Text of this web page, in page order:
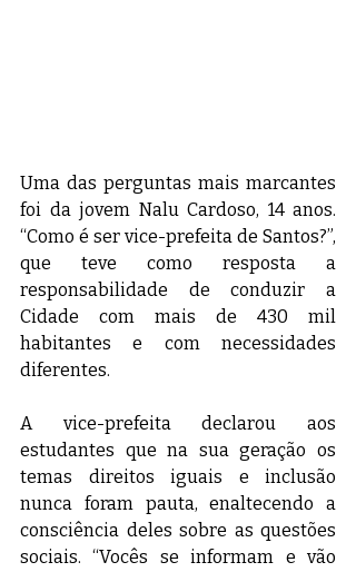
Uma das perguntas mais marcantes
foi da jovem Nalu Cardoso, 14 anos.
“Como é ser vice-prefeita de Santos?”,
que teve como resposta a
responsabilidade de conduzir a
Cidade com mais de 430 mil
habitantes e com necessidades
diferentes.
A vice-prefeita declarou aos
estudantes que na sua geração os
temas direitos iguais e inclusão
nunca foram pauta, enaltecendo a
consciência deles sobre as questões
sociais. “Vocês se informam e vão